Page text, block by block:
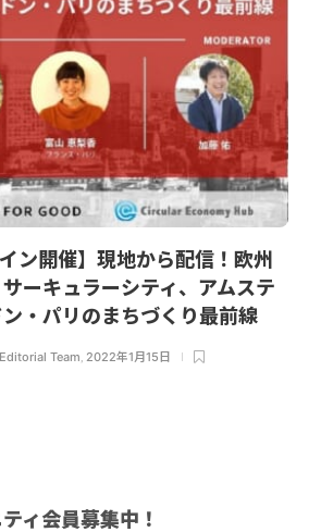
ン開催】現地から配信！欧州
ーキュラーシティ、アムステ
・パリのまちづくり最前線
Team, 2022年1月15日
ィ会員募集中！